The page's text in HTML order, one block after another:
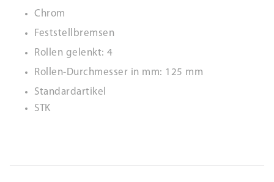
Chrom
Feststellbremsen
Rollen gelenkt: 4
Rollen-Durchmesser in mm: 125 mm
Standardartikel
STK